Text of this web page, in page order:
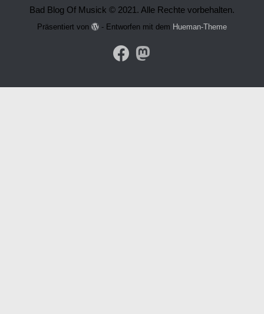
Bad Blog Of Musick © 2021. Alle Rechte vorbehalten.
Präsentiert von - Entworfen mit dem Hueman-Theme